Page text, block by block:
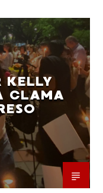
KELLY
CLAMA